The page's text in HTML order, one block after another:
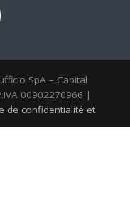
SpA – Capital
00902270966 |
de confidentialité et